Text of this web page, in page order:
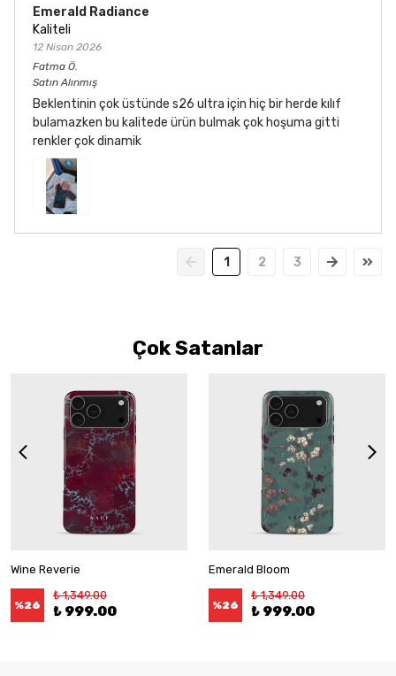
Emerald Radiance
Kaliteli
12 Nisan 2026
Fatma Ö.
Satın Alınmış
Beklentinin çok üstünde s26 ultra için hiç bir herde kılıf
bulamazken bu kalitede ürün bulmak çok hoşuma gitti
renkler çok dinamik
1 2 3
Çok Satanlar
Wine Reverie
%26
₺ 1,349.00
₺ 999.00
Emerald Bloom
%26
₺ 1,349.00
₺ 999.00